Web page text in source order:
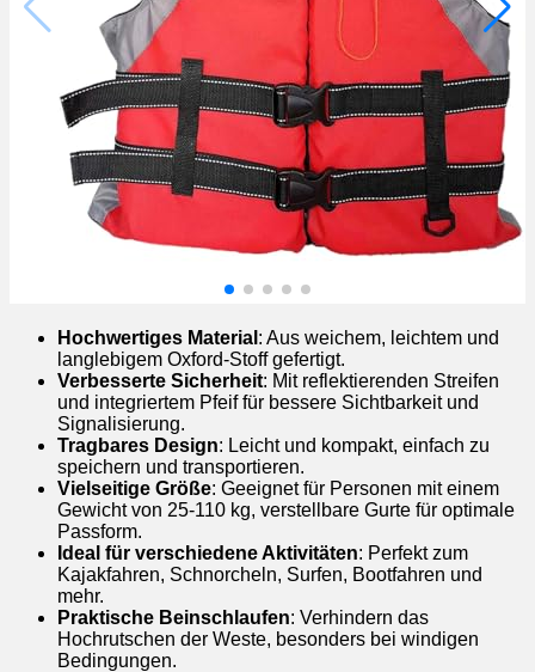
Hochwertiges Material : Aus weichem, leichtem und
langlebigem Oxford-Stoff gefertigt.
Verbesserte Sicherheit: Mit reflektierenden Streifen
und integriertem Pfeif für bessere Sichtbarkeit und
Signalisierung.
Tragbares Design: Leicht und kompakt, einfach zu
speichern und transportieren.
Vielseitige Größe: Geeignet für Personen mit einem
Gewicht von 25-110 kg, verstellbare Gurte für optimale
Passform.
Ideal für verschiedene Aktivitäten: Perfekt zum
Kajakfahren, Schnorcheln, Surfen, Bootfahren und
mehr.
Praktische Beinschlaufen: Verhindern das
Hochrutschen der Weste, besonders bei windigen
Bedingungen.